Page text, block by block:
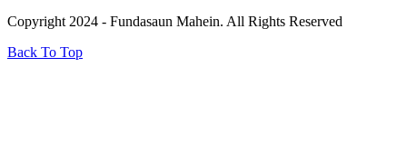
Copyright 2024 - Fundasaun Mahein. All Rights Reserved
Back To Top